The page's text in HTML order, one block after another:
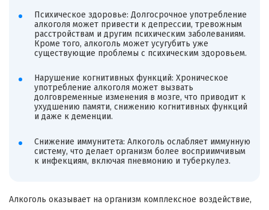
Психическое здоровье: Долгосрочное употребление
алкоголя может привести к депрессии, тревожным
расстройствам и другим психическим заболеваниям.
Кроме того, алкоголь может усугубить уже
существующие проблемы с психическим здоровьем.
Нарушение когнитивных функций: Хроническое
употребление алкоголя может вызвать
долговременные изменения в мозге, что приводит к
ухудшению памяти, снижению когнитивных функций
и даже к деменции.
Снижение иммунитета: Алкоголь ослабляет иммунную
систему, что делает организм более восприимчивым
к инфекциям, включая пневмонию и туберкулез.
Алкоголь оказывает на организм комплексное воздействие,